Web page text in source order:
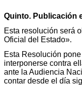
Quinto. Publicación
Esta resolución será
Oficial del Estado».
Esta Resolución
interponerse contra
ante la Audiencia
contar desde el día